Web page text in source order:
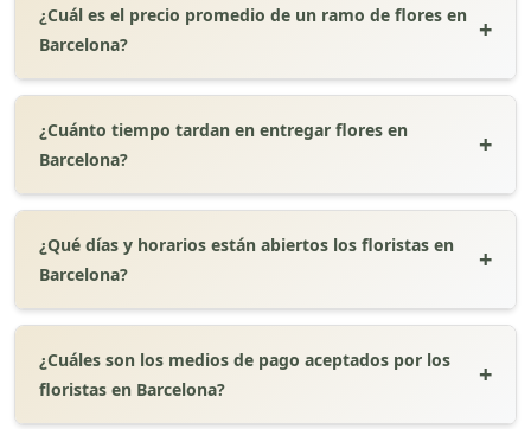
¿Cuál es el precio promedio de un ramo de flores en
Barcelona?
¿Cuánto tiempo tardan en entregar flores en
Barcelona?
¿Qué días y horarios están abiertos los floristas en
Barcelona?
¿Cuáles son los medios de pago aceptados por los
floristas en Barcelona?